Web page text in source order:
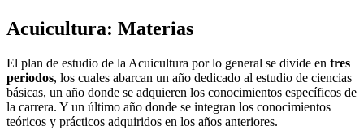
Acuicultura: Materias
El plan de estudio de la Acuicultura por lo general se divide en tres
periodos, los cuales abarcan un año dedicado al estudio de ciencias
básicas, un año donde se adquieren los conocimientos específicos de
la carrera. Y un último año donde se integran los conocimientos
teóricos y prácticos adquiridos en los años anteriores.